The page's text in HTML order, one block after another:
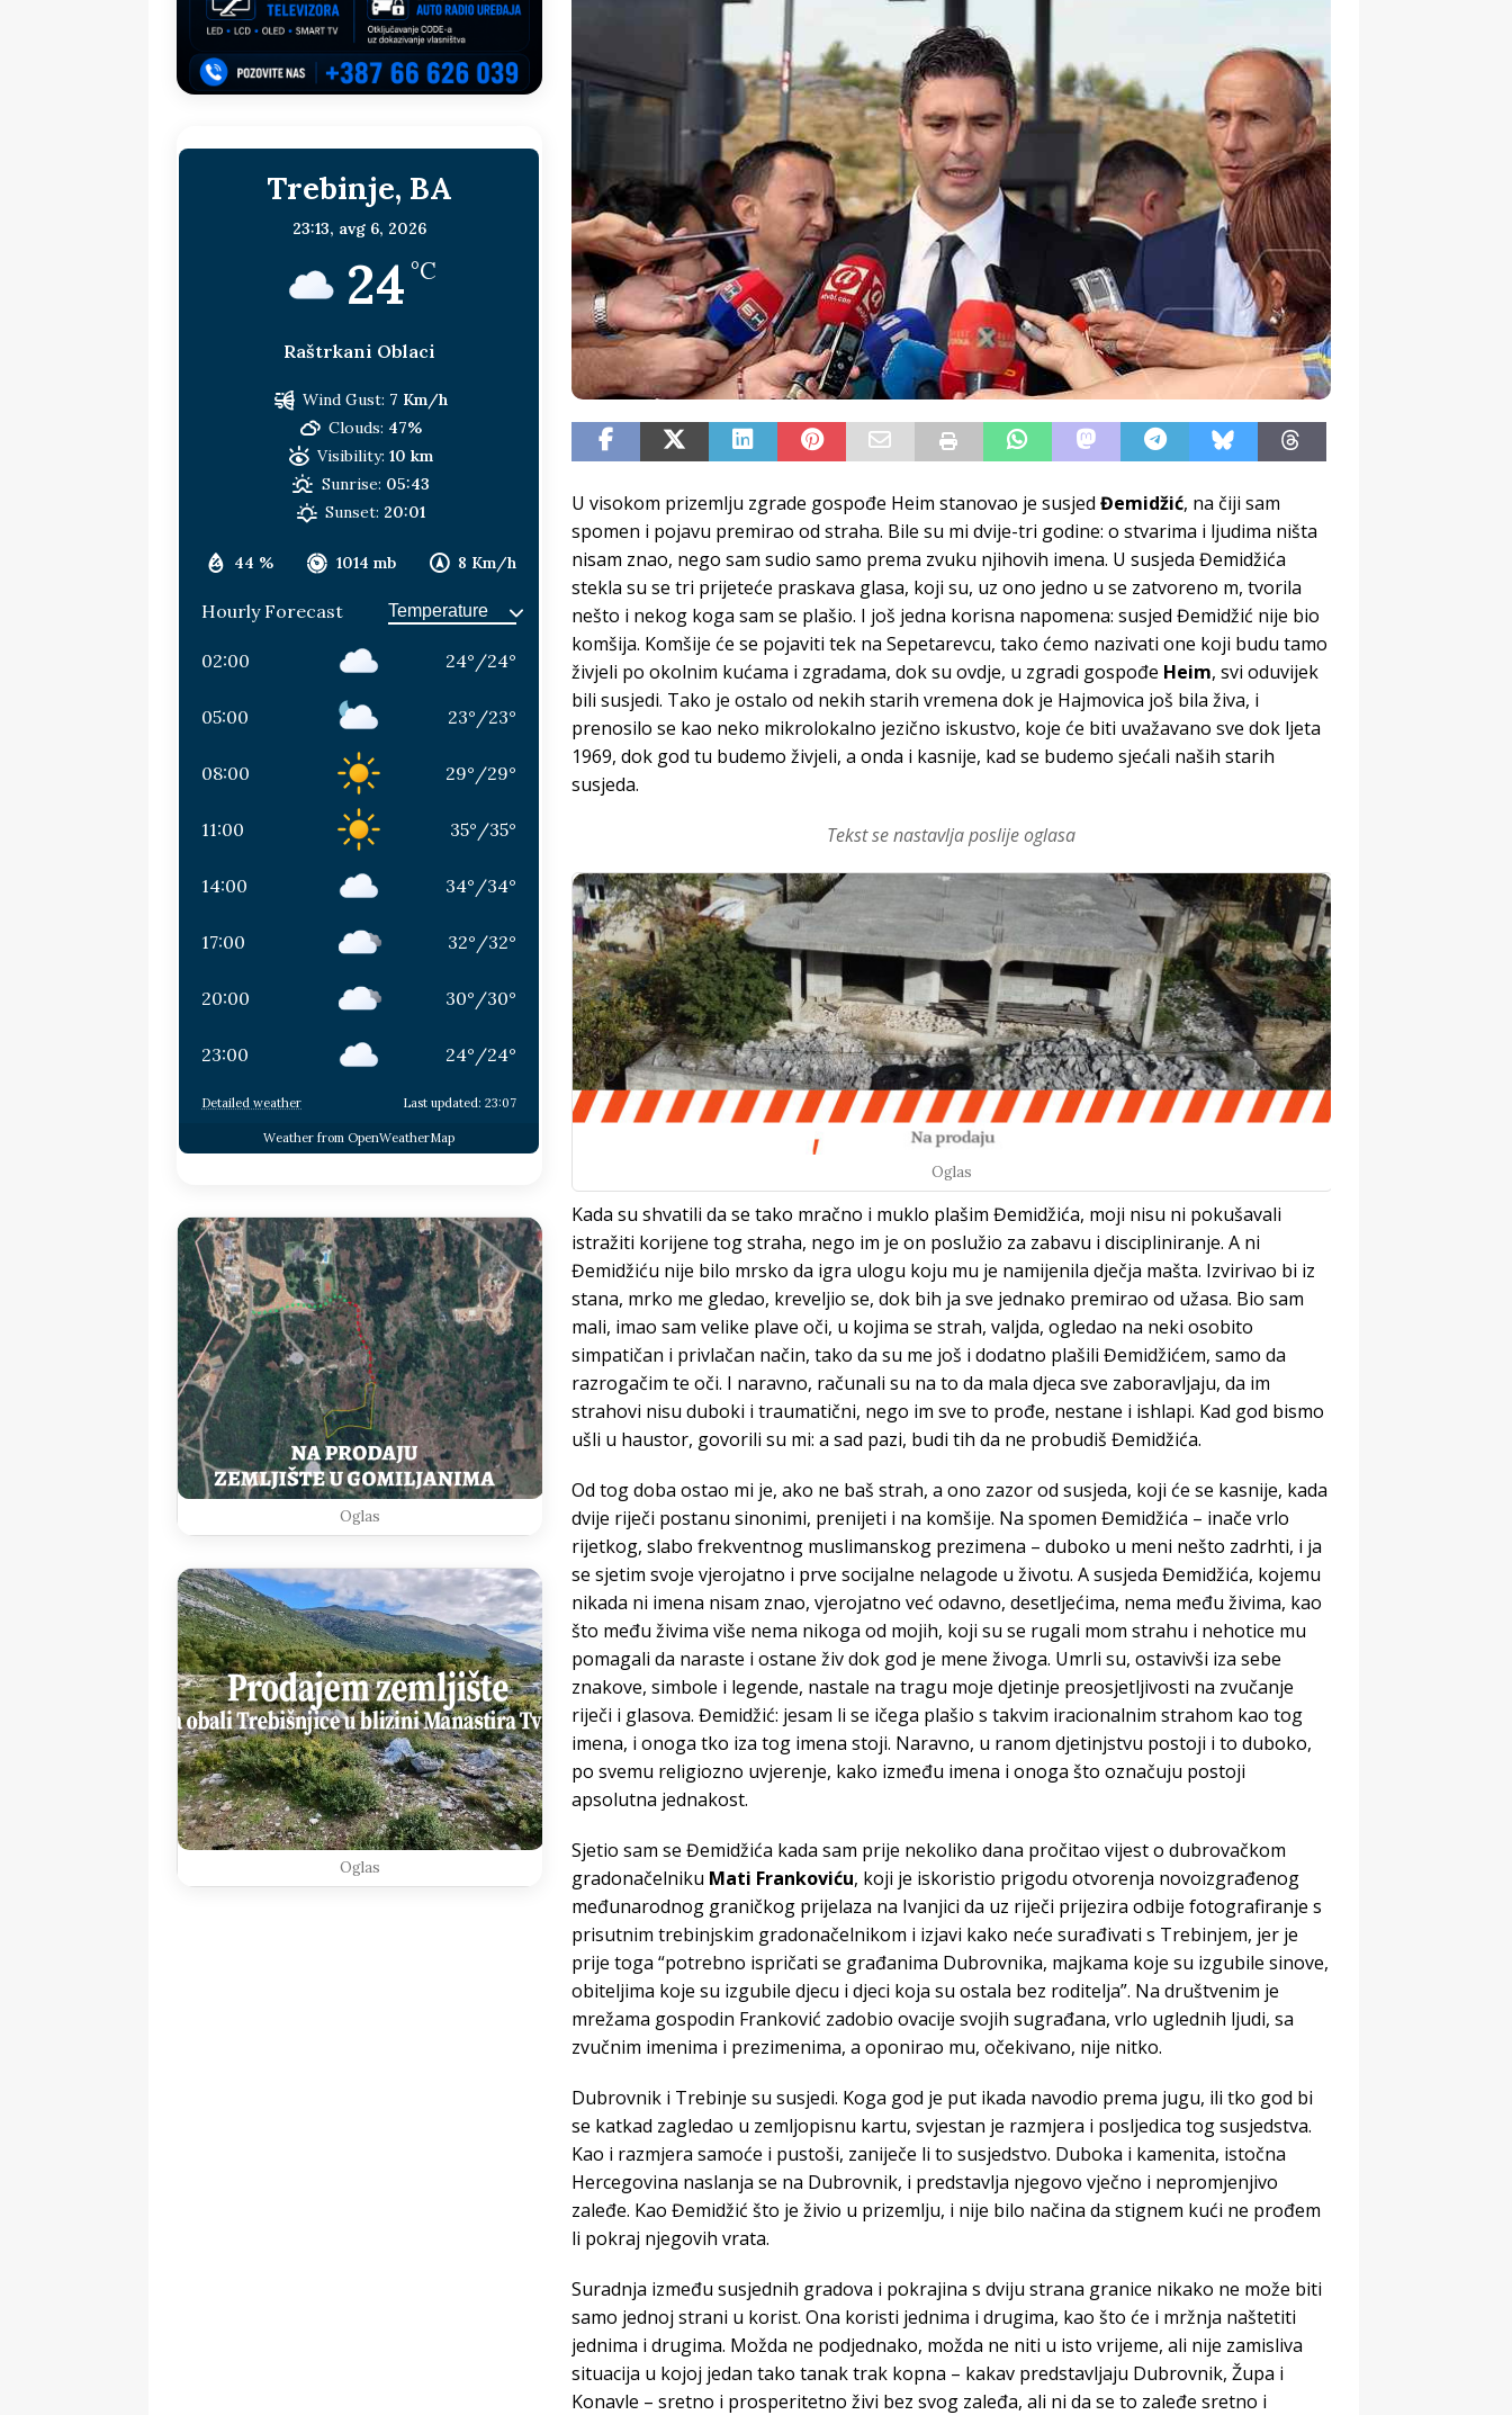
sljedeća meta!? BOSNA I HERCEGOVINA
[ 14. jul 2026. ] Budimiru je jako žao! REPUBLIKA SRPSKA
Dodik i Vučić nisu u sukobu, pogotovo nisu zbog Eleka LIČNI STAV
[ 11. jul 2026. ] Ako se povučemo i sve im prepustimo, ostaće nam samo siledžije i tišina BOSNA I
HERCEGOVINA
[ 9. jul 2026. ] RTRS-u blokirani svi računi REPUBLIKA SRPSKA
[ 30. jul 2026. ] Uhapšen bivši gradonačelnik Splita, Željko Kerum SVIJET
U visokom prizemlju zgrade gospođe Heim stanovao je susjed Đemidžić, na čiji sam
spomen i pojavu premirao od straha. Bile su mi dvije-tri godine: o stvarima i ljudima ništa
nisam znao, nego sam sudio samo prema zvuku njihovih imena. U susjeda Đemidžića
stekla su se tri prijeteće praskava glasa, koji su, uz ono jedno u se zatvoreno m, tvorila
nešto i nekog koga sam se plašio. I još jedna korisna napomena: susjed Đemidžić nije bio
komšija. Komšije će se pojaviti tek na Sepetarevcu, tako ćemo nazivati one koji budu tamo
živjeli po okolnim kućama i zgradama, dok su ovdje, u zgradi gospođe Heim, svi oduvijek
bili susjedi. Tako je ostalo od nekih starih vremena dok je Hajmovica još bila živa, i
prenosilo se kao neko mikrolokalno jezično iskustvo, koje će biti uvažavano sve dok ljeta
1969, dok god tu budemo živjeli, a onda i kasnije, kad se budemo sjećali naših starih
susjeda.
Tekst se nastavlja poslije oglasa
Oglas
Kada su shvatili da se tako mračno i muklo plašim Đemidžića, moji nisu ni pokušavali
istražiti korijene tog straha, nego im je on poslužio za zabavu i discipliniranje. A ni
Đemidžiću nije bilo mrsko da igra ulogu koju mu je namijenila dječja mašta. Izvirivao bi iz
stana, mrko me gledao, kreveljio se, dok bih ja sve jednako premirao od užasa. Bio sam
mali, imao sam velike plave oči, u kojima se strah, valjda, ogledao na neki osobito
simpatičan i privlačan način, tako da su me još i dodatno plašili Đemidžićem, samo da
razrogačim te oči. I naravno, računali su na to da mala djeca sve zaboravljaju, da im
strahovi nisu duboki i traumatični, nego im sve to prođe, nestane i ishlapi. Kad god bismo
ušli u haustor, govorili su mi: a sad pazi, budi tih da ne probudiš Đemidžića.
Od tog doba ostao mi je, ako ne baš strah, a ono zazor od susjeda, koji će se kasnije, kada
dvije riječi postanu sinonimi, prenijeti i na komšije. Na spomen Đemidžića – inače vrlo
rijetkog, slabo frekventnog muslimanskog prezimena – duboko u meni nešto zadrhti, i ja
se sjetim svoje vjerojatno i prve socijalne nelagode u životu. A susjeda Đemidžića, kojemu
nikada ni imena nisam znao, vjerojatno već odavno, desetljećima, nema među živima, kao
što među živima više nema nikoga od mojih, koji su se rugali mom strahu i nehotice mu
pomagali da naraste i ostane živ dok god je mene živoga. Umrli su, ostavivši iza sebe
znakove, simbole i legende, nastale na tragu moje djetinje preosjetljivosti na zvučanje
riječi i glasova. Đemidžić: jesam li se ičega plašio s takvim iracionalnim strahom kao tog
imena, i onoga tko iza tog imena stoji. Naravno, u ranom djetinjstvu postoji i to duboko,
po svemu religiozno uvjerenje, kako između imena i onoga što označuju postoji
apsolutna jednakost.
Sjetio sam se Đemidžića kada sam prije nekoliko dana pročitao vijest o dubrovačkom
gradonačelniku Mati Frankoviću, koji je iskoristio prigodu otvorenja novoizgrađenog
međunarodnog graničkog prijelaza na Ivanjici da uz riječi prijezira odbije fotografiranje s
prisutnim trebinjskim gradonačelnikom i izjavi kako neće surađivati s Trebinjem, jer je
prije toga “potrebno ispričati se građanima Dubrovnika, majkama koje su izgubile sinove,
obiteljima koje su izgubile djecu i djeci koja su ostala bez roditelja”. Na društvenim je
mrežama gospodin Franković zadobio ovacije svojih sugrađana, vrlo uglednih ljudi, sa
zvučnim imenima i prezimenima, a oponirao mu, očekivano, nije nitko.
Dubrovnik i Trebinje su susjedi. Koga god je put ikada navodio prema jugu, ili tko god bi
se katkad zagledao u zemljopisnu kartu, svjestan je razmjera i posljedica tog susjedstva.
Kao i razmjera samoće i pustoši, zaniječe li to susjedstvo. Duboka i kamenita, istočna
Hercegovina naslanja se na Dubrovnik, i predstavlja njegovo vječno i nepromjenjivo
zaleđe. Kao Đemidžić što je živio u prizemlju, i nije bilo načina da stignem kući ne prođem
li pokraj njegovih vrata.
Suradnja između susjednih gradova i pokrajina s dviju strana granice nikako ne može biti
samo jednoj strani u korist. Ona koristi jednima i drugima, kao što će i mržnja naštetiti
jednima i drugima. Možda ne podjednako, možda ne niti u isto vrijeme, ali nije zamisliva
situacija u kojoj jedan tako tanak trak kopna – kakav predstavljaju Dubrovnik, Župa i
Konavle – sretno i prosperitetno živi bez svog zaleđa, ali ni da se to zaleđe sretno i
Trebinje, BA
23:13, avg 6, 2026
24 °C
Raštrkani Oblaci
44 % 1014 mb 8 Km/h
Wind Gust: 7 Km/h
Clouds: 47%
Visibility: 10 km
Sunrise: 05:43
Sunset: 20:01
Hourly Forecast
02:00 24° /24°
05:00 23° /23°
08:00 29° /29°
11:00 35° /35°
14:00 34° /34°
17:00 32° /32°
20:00 30° /30°
23:00 24° /24°
Detailed weather Last updated: 23:07
Weather from OpenWeatherMap
Oglas
Oglas